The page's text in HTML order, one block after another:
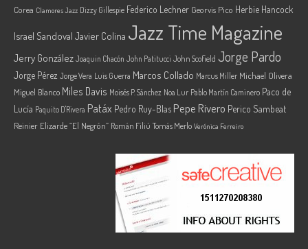
Corea Clamores Jazz Dizzy Gillespie Federico Lechner Georvis Pico Herbie Hancock
Israel Sandoval Javier Colina Jazz Time Magazine
Jerry González Joaquin Chacón John Patitucci John Scofield Jorge Pardo
Jorge Pérez Jorge Vera Luis Guerra Marcos Collado Marcus Miller Michael Olivera
Miguel Blanco Miles Davis Moisés P. Sánchez Noa Lur Pablo Martín Caminero Paco de
Lucía Paquito D'Rivera Patáx Pedro Ruy-Blas Pepe Rivero Perico Sambeat
Reinier Elizarde “El Negrón” Román Filiú Tomás Merlo Verónica Ferreiro